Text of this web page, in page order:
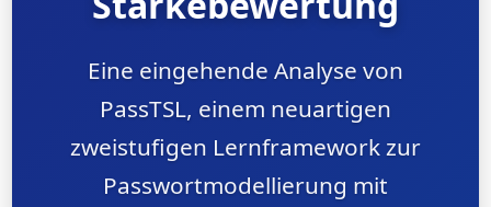
Eine eingehende Analyse von
PassTSL, einem neuartigen
zweistufigen Lernframework zur
Passwortmodellierung mit